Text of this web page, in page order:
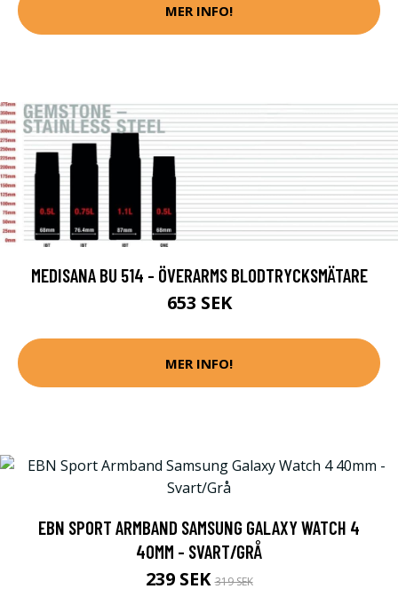
MER INFO!
MEDISANA BU 514 - ÖVERARMS BLODTRYCKSMÄTARE
653 SEK
MER INFO!
EBN SPORT ARMBAND SAMSUNG GALAXY WATCH 4
40MM - SVART/GRÅ
239 SEK319 SEK